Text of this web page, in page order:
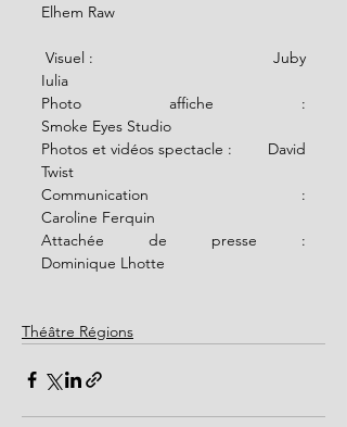
Elhem Raw
Visuel :                                         Juby
Iulia
Photo affiche :
Smoke Eyes Studio
Photos et vidéos spectacle :        David
Twist
Communication :
Caroline Ferquin
Attachée de presse :
Dominique Lhotte
Théâtre Régions